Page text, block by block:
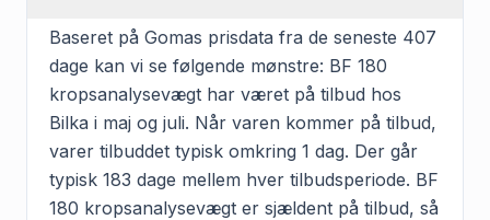
Baseret på Gomas prisdata fra de seneste 407
dage kan vi se følgende mønstre: BF 180
kropsanalysevægt har været på tilbud hos
Bilka i maj og juli. Når varen kommer på tilbud,
varer tilbuddet typisk omkring 1 dag. Der går
typisk 183 dage mellem hver tilbudsperiode. BF
180 kropsanalysevægt er sjældent på tilbud, så